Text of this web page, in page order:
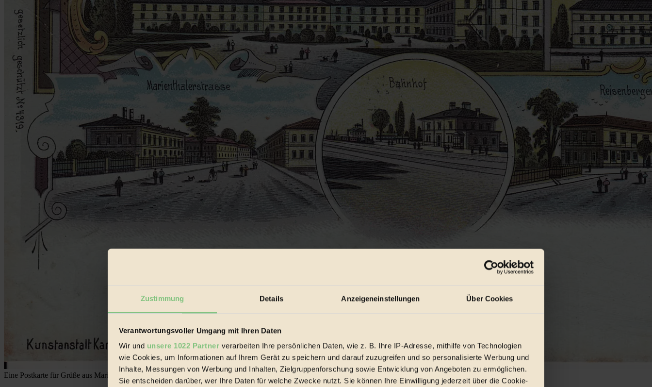
Zustimmung Details Anzeigeneinstellungen Über Cookies
Verantwortungsvoller Umgang mit Ihren Daten
Wir und unsere 1022 Partner verarbeiten Ihre persönlichen Daten, wie z. B. Ihre IP-Adresse, mithilfe von Technologien
wie Cookies, um Informationen auf Ihrem Gerät zu speichern und darauf zuzugreifen und so personalisierte Werbung und
Inhalte, Messungen von Werbung und Inhalten, Zielgruppenforschung sowie Entwicklung von Angeboten zu ermöglichen.
Sie entscheiden darüber, wer Ihre Daten für welche Zwecke nutzt. Sie können Ihre Einwilligung jederzeit über die Cookie-
Eine Postkarte für Grüße aus Marienthal – gezeichn et am 31. Dezember 1898. Bild: Rosenberger.